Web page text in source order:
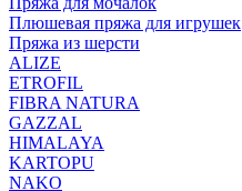
Плюшевая пряжа для игрушек
Пряжа из шерсти
ALIZE
ETROFIL
FIBRA NATURA
GAZZAL
HIMALAYA
KARTOPU
NAKO